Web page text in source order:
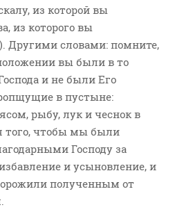
из которой вы
из которого вы
Другими словами: помните,
вы были в то
и не были Его
в пустыне:
рыбу, лук и чеснок в
того, чтобы мы были
Господу за
и усыновление, и
полученным от